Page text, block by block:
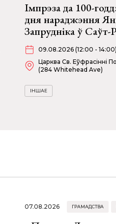
Імпрэза да 100-
дня нараджэння
Запрудніка ў
09.08.2026 (12:00 - 14:00)
Царква Св. Еўфрасінні
(284 Whitehead Ave)
ІНШАЕ
07.08.2026 ГРАМАДСТВА